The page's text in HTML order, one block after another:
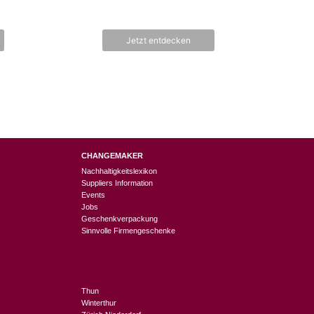
Jetzt entdecken
CHANGEMAKER
Nachhaltigkeitslexikon
Suppliers Information
Events
Jobs
Geschenkverpackung
Sinnvolle Firmengeschenke
Thun
Winterthur